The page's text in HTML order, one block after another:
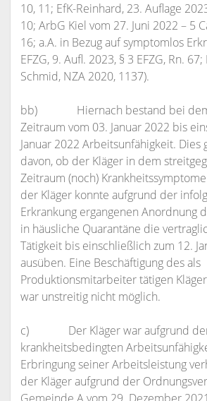
10, 11; EfK-Reinhard, 23. Auflage
10; ArbG Kiel vom 27. Juni 2022 – 5
16; a.A. in Bezug auf symptomlos
EFZG, 9. Aufl. 2023, § 3 EFZG, Rn.
Schmid, NZA 2020, 1137).
bb) Hiernach bestand bei dem
Zeitraum vom 03. Januar 2022 bis
Januar 2022 Arbeitsunfähigkeit. Dies
davon, ob der Kläger in dem
Zeitraum (noch)
der Kläger konnte aufgrund der
Erkrankung ergangenen Anordnung
in häusliche Quarantäne die
Tätigkeit bis einschließlich zum 12.
ausüben. Eine Beschäftigung des als
Produktionsmitarbeiter tätigen
war unstreitig nicht möglich.
c) Der Kläger war aufgrund
krankheitsbedingten
Erbringung seiner Arbeitsleistung
der Kläger aufgrund der